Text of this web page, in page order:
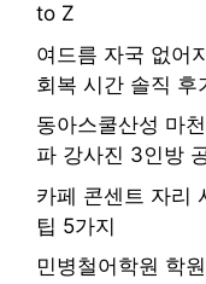
to Z
여드름 자국 없어
회복 시간 솔직 후
동아스쿨산성 마
파 강사진 3인방
카페 콘센트 자리
팁 5가지
민병철어학원 학